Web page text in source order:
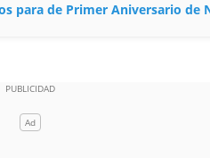
para de Primer Aniversario de